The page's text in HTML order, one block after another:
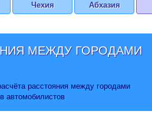
Чехия Абхазия
МЕЖДУ ГОРОДАМИ
расстояния между городами
автомобилистов